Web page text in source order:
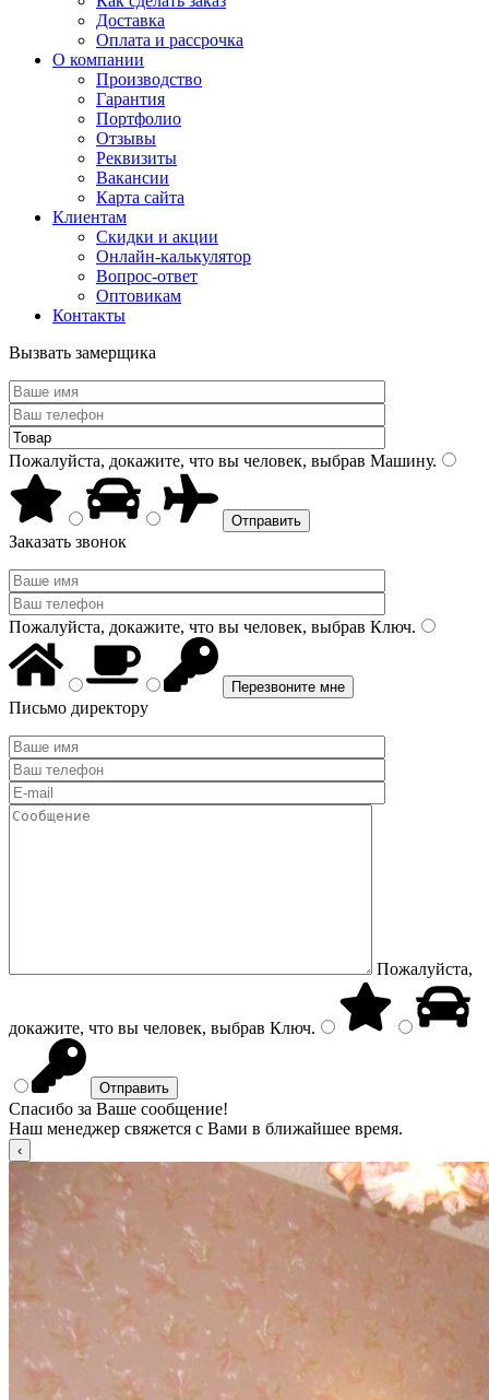
Доставка
Оплата и рассрочка
О компании
Производство
Гарантия
Портфолио
Отзывы
Реквизиты
Вакансии
Карта сайта
Клиентам
Скидки и акции
Онлайн-калькулятор
Вопрос-ответ
Оптовикам
Контакты
Вызвать замерщика
Пожалуйста, докажите, что вы человек, выбрав Машину.
Заказать звонок
Пожалуйста, докажите, что вы человек, выбрав Ключ.
Письмо директору
Пожалуйста,
докажите, что вы человек, выбрав Ключ.
Спасибо за Ваше сообщение!
Наш менеджер свяжется с Вами в ближайшее время.